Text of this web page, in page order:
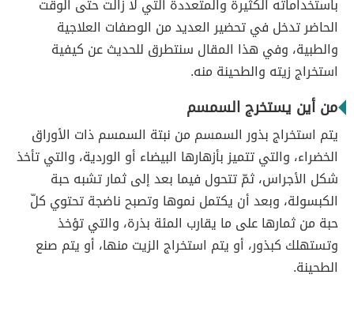
باستخداماته الكثيرة والمتعددة التي لا زالت حتى الوقت
الحاضر تدخل في تحضير العديد من الوصفات العلاجية
والطبية، وفي هذا المقال سنتطرق للحديث عن كيفية
استخراج زيته والطحينة منه.
من أين يستخرج السمسم
يتم استخراج بذور السمسم من نبتة السمسم ذات الأوراق
الخضراء، والتي تتميز بأزهارها البيضاء أو الوردية، والتي تأخذ
شكل الأجراس، ثمّ تتحول فيما بعد إلى ثمار تشبه حبة
الكبسولة، وبعد أن يكتمل نموها وتصبح ناضجة تحتوي كلّ
حبة من ثمارها على ما يقارب المئة بذرة، والتي تؤخذ
وتستهلك كبذور، أو يتم استخراج الزيت منها، أو يتم صنع
الطحينة.